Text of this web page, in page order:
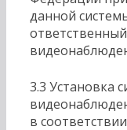
данной
3.3 Установка
в